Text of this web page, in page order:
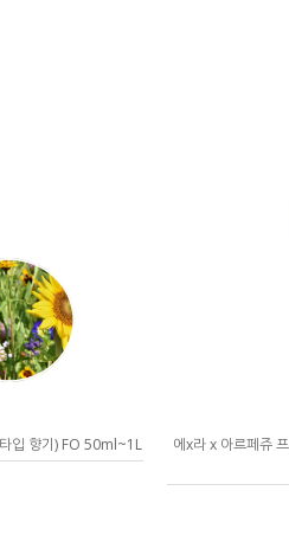
입 향기) FO 50ml~1L
에x라 x 아르페쥬